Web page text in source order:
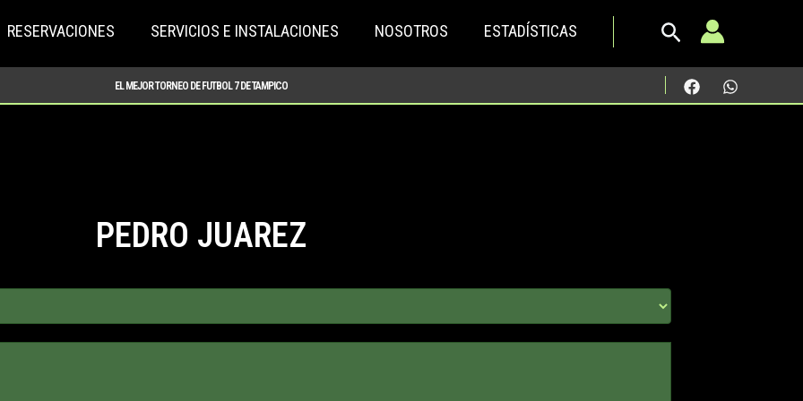
RESERVACIONES SERVICIOS E INSTALACIONES NOSOTROS ESTADÍSTICAS
EL MEJOR TORNEO DE FUTBOL 7 DE TAMPICO
PEDRO JUAREZ